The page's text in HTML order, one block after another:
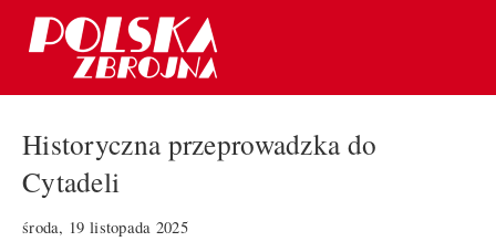
Historyczna przeprowadzka do
Cytadeli
środa, 19 listopada 2025